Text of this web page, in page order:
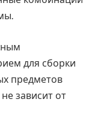
для сборки
предметов
зависит от